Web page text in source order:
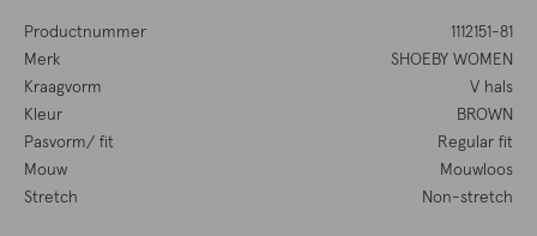
Productnummer
1112151-81
Merk
SHOEBY WOMEN
Kraagvorm
V hals
Kleur
BROWN
Pasvorm/ fit
Regular fit
Mouw
Mouwloos
Stretch
Non-stretch